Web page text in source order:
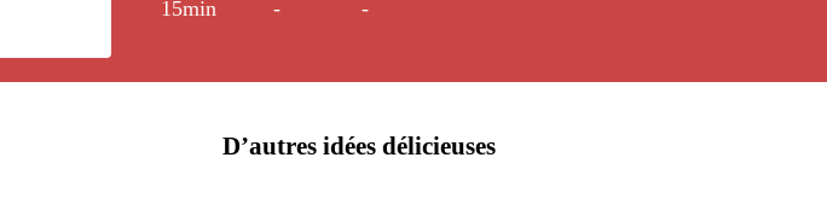
15min - -
D’autres idées délicieuses